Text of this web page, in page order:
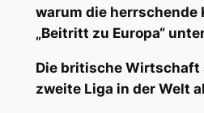
warum die herrschende
„Beitritt zu Europa“
Die britische Wirtschaft
zweite Liga in der Welt